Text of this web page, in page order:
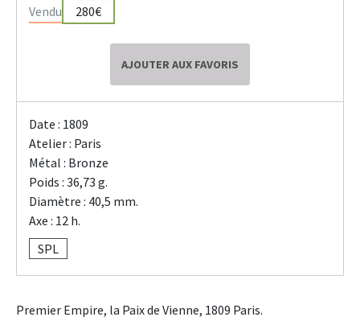
Vendu 280€
AJOUTER AUX FAVORIS
Date : 1809
Atelier : Paris
Métal : Bronze
Poids : 36,73 g.
Diamètre : 40,5 mm.
Axe : 12 h.
SPL
Premier Empire, la Paix de Vienne, 1809 Paris.